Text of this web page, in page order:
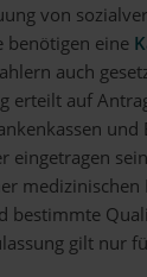
von
benötigen eine
auch
erteilt auf
eingetragen
bestimmte
gilt nur